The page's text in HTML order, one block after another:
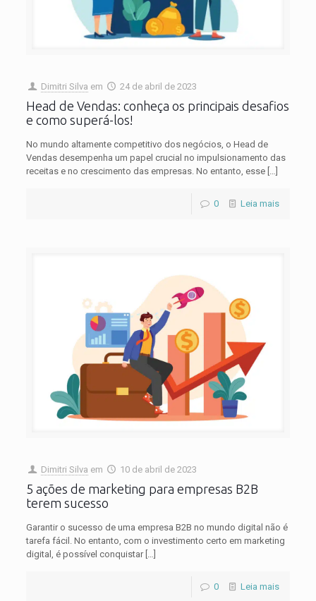
Dimitri Silva em 24 de abril de 2023
Head de Vendas: conheça os principais desafios
e como superá-los!
No mundo altamente competitivo dos negócios, o Head de
Vendas desempenha um papel crucial no impulsionamento das
receitas e no crescimento das empresas. No entanto, esse[…]
0 Leia mais
Dimitri Silva em 10 de abril de 2023
5 ações de marketing para empresas B2B
terem sucesso
Garantir o sucesso de uma empresa B2B no mundo digital não é
tarefa fácil. No entanto, com o investimento certo em marketing
digital, é possível conquistar[…]
0 Leia mais